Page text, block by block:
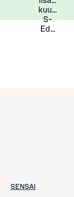
S-
Eduista
SENSAI